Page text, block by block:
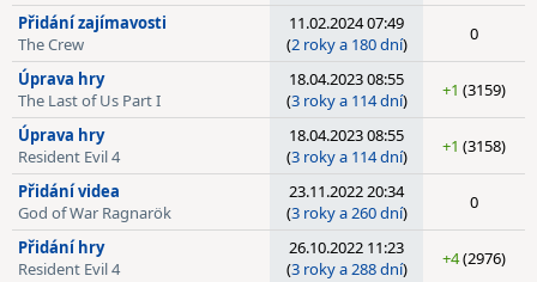
Přidání zajímavosti
The Crew
11.02.2024 07:49
(2 roky a 180 dní) 0
Úprava hry
The Last of Us Part I
18.04.2023 08:55
(3 roky a 114 dní) +1 (3159)
Úprava hry
Resident Evil 4
18.04.2023 08:55
(3 roky a 114 dní) +1 (3158)
Přidání videa
God of War Ragnarök
23.11.2022 20:34
(3 roky a 260 dní) 0
Přidání hry
Resident Evil 4
26.10.2022 11:23
(3 roky a 288 dní) +4(2976)